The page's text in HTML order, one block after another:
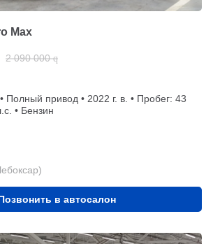
Max
2 090 000 q
Полный привод • 2022 г. в. • Пробег: 43
• Бензин
в автосалон